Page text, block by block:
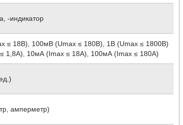
-индикатор
≤ 18В), 100мВ (Umax ≤ 180В), 1В (Umax ≤ 1800В)
1,8А), 10мА (Imax ≤ 18А), 100мА (Imax ≤ 180А)
амперметр)